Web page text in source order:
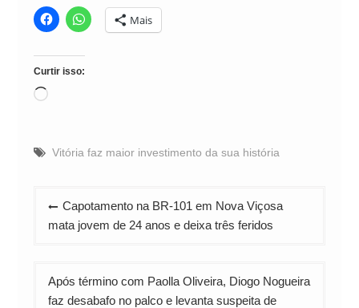
Mais
Curtir isso:
Carregando...
Vitória faz maior investimento da sua história
Navegação
de
Capotamento na BR-101 em Nova Viçosa
mata jovem de 24 anos e deixa três feridos
Após término com Paolla Oliveira, Diogo Nogueira
faz desabafo no palco e levanta suspeita de